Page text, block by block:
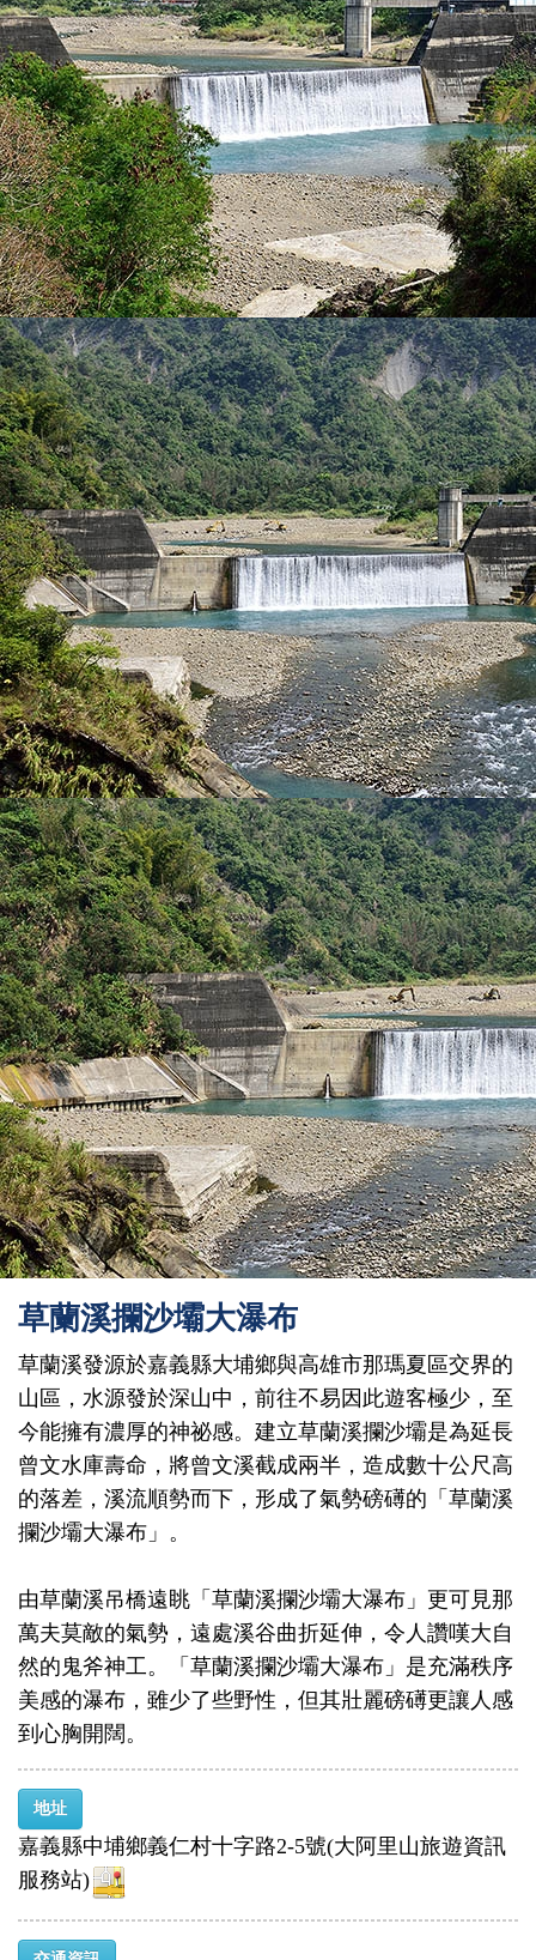
草蘭溪攔沙壩大瀑布
草蘭溪發源於嘉義縣大埔鄉與高雄市那瑪夏區交界的
山區，水源發於深山中，前往不易因此遊客極少，至
今能擁有濃厚的神祕感。建立草蘭溪攔沙壩是為延長
曾文水庫壽命，將曾文溪截成兩半，造成數十公尺高
的落差，溪流順勢而下，形成了氣勢磅礡的「草蘭溪
攔沙壩大瀑布」。
由草蘭溪吊橋遠眺「草蘭溪攔沙壩大瀑布」更可見那
萬夫莫敵的氣勢，遠處溪谷曲折延伸，令人讚嘆大自
然的鬼斧神工。「草蘭溪攔沙壩大瀑布」是充滿秩序
美感的瀑布，雖少了些野性，但其壯麗磅礡更讓人感
到心胸開闊。
地址
嘉義縣中埔鄉義仁村十字路2-5號(大阿里山旅遊資訊
服務站)